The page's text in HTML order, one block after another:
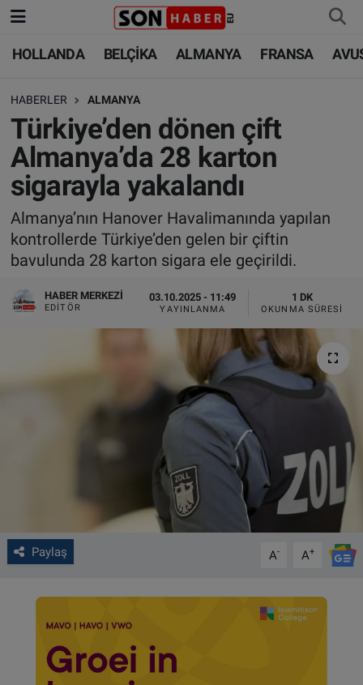
HOLLANDA BELÇİKA ALMANYA FRANSA
HABERLER ALMANYA
Türkiye’den dönen çift
Almanya’da 28 karton
sigarayla yakalandı
Almanya’nın Hanover Havalimanında yapılan
kontrollerde Türkiye’den gelen bir çiftin
bavulunda 28 karton sigara ele geçirildi.
HABER MERKEZI
EDITÖR
03.10.2025 - 11:49
YAYINLANMA
1 DK
OKUNMA SÜRESI
Paylaş A- A+
HOLLANDA
BELÇİKA
ALMANYA
FRANSA
AVUSTURYA
SAĞLIK - YAŞAM
BİLİM-TEKNOLOJİ
HOLLANDA
BELÇİKA
ALMANYA
TÜRKİYE
DÜNYA
BİLİM-TEKNOLOJİ
SAĞLIK
ALGEMENE VOORWAARDEN
Çerez Politikası
Nöbetçi Eczaneler
Hava Durumu
Trafik Durumu
Süper Lig Puan Durumu ve Fikstür
Tüm Manşetler
Son Dakika Haberleri
Haber Arşivi